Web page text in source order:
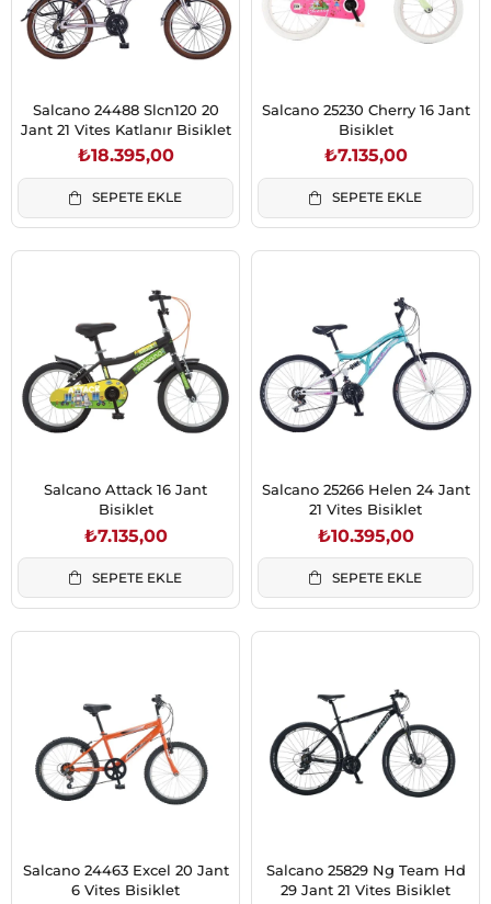
Salcano 24488 Slcn120 20
Jant 21 Vites Katlanır Bisiklet
₺18.395,00
SEPETE EKLE
Salcano 25230 Cherry 16 Jant
Bisiklet
₺7.135,00
SEPETE EKLE
Salcano Attack 16 Jant
Bisiklet
₺7.135,00
SEPETE EKLE
Salcano 25266 Helen 24 Jant
21 Vites Bisiklet
₺10.395,00
SEPETE EKLE
Salcano 24463 Excel 20 Jant
6 Vites Bisiklet
Salcano 25829 Ng Team Hd
29 Jant 21 Vites Bisiklet